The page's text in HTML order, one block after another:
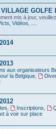
GOLFE
mis à jour,
Vidéos, ....
aux organisateurs
la Belgique,
Inscriptions
à voir sur place